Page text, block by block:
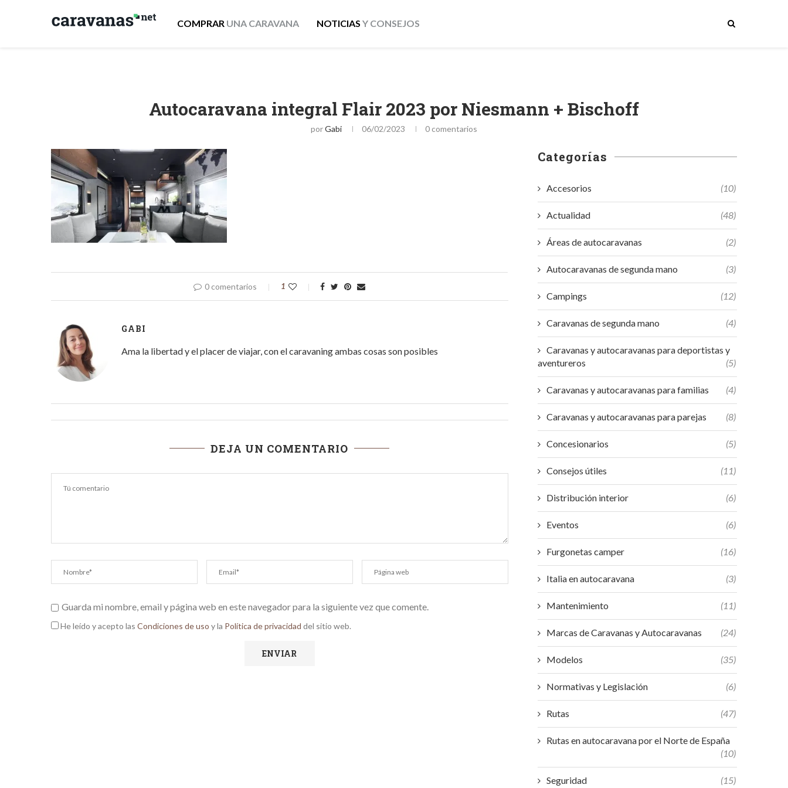
COMPRAR UNA CARAVANA NOTICIAS Y CONSEJOS
Autocaravana integral Flair 2023 por Niesmann + Bischoff
porGabi 06/02/2023 0 comentarios
0 comentarios 1
GABI
Ama la libertad y el placer de viajar, con el caravaning ambas cosas son posibles
DEJA UN COMENTARIO
Guarda mi nombre, email y página web en este navegador para la siguiente vez que comente.
He leído y acepto las Condiciones de uso y la Política de privacidad del sitio web.
Categorías
Accesorios (10)
Actualidad (48)
Áreas de autocaravanas (2)
Autocaravanas de segunda mano (3)
Campings (12)
Caravanas de segunda mano (4)
Caravanas y autocaravanas para deportistas y
aventureros
(5)
Caravanas y autocaravanas para familias (4)
Caravanas y autocaravanas para parejas (8)
Concesionarios (5)
Consejos útiles (11)
Distribución interior (6)
Eventos (6)
Furgonetas camper (16)
Italia en autocaravana (3)
Mantenimiento (11)
Marcas de Caravanas y Autocaravanas (24)
Modelos (35)
Normativas y Legislación (6)
Rutas (47)
Rutas en autocaravana por el Norte de España
(10)
Seguridad (15)